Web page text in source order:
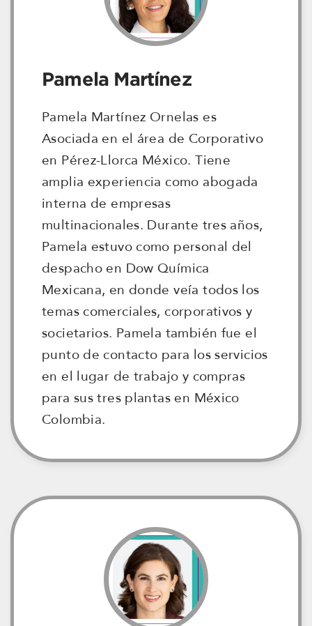
Pamela Martínez
Pamela Martínez Ornelas es
Asociada en el área de Corporativo
en Pérez-Llorca México. Tiene
amplia experiencia como abogada
interna de empresas
multinacionales. Durante tres años,
Pamela estuvo como personal del
despacho en Dow Química
Mexicana, en donde veía todos los
temas comerciales, corporativos y
societarios. Pamela también fue el
punto de contacto para los servicios
en el lugar de trabajo y compras
para sus tres plantas en México
Colombia.